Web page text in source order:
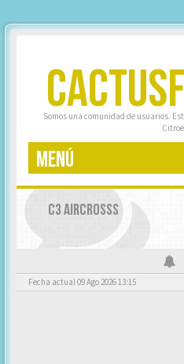
Somos una comunidad de usuarios.
MENÚ
C3 AIRCROSSS
Fecha actual 09 Ago 2026 13:15